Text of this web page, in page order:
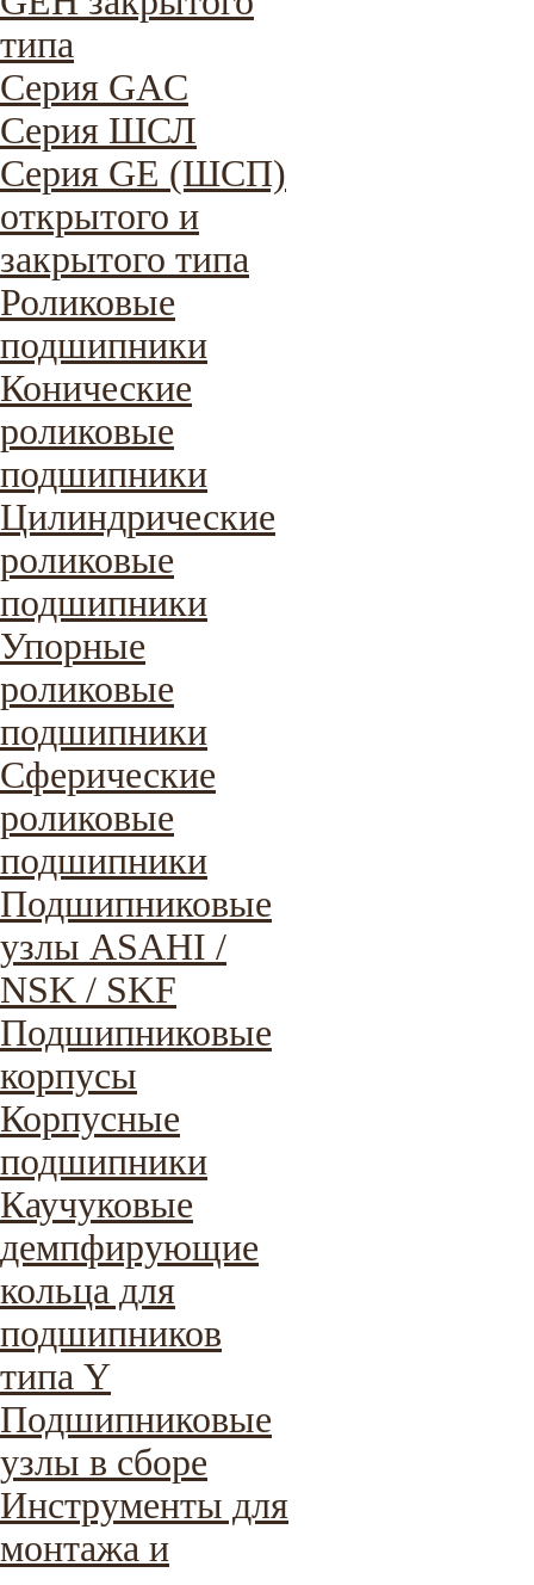
типа
Серия GAC
Cерия ШСЛ
Серия GE (ШСП)
открытого и
закрытого типа
Роликовые
подшипники
Конические
роликовые
подшипники
Цилиндрические
роликовые
подшипники
Упорные
роликовые
подшипники
Сферические
роликовые
подшипники
Подшипниковые
узлы ASAHI /
NSK / SKF
Подшипниковые
корпусы
Корпусные
подшипники
Каучуковые
демпфирующие
кольца для
подшипников
типа Y
Подшипниковые
узлы в сборе
Инструменты для
монтажа и